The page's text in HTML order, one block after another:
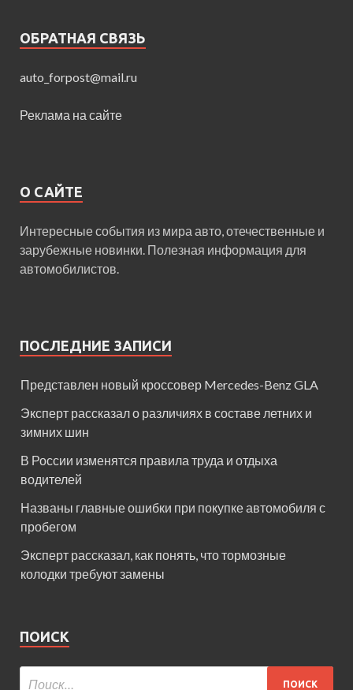
ОБРАТНАЯ СВЯЗЬ
auto_forpost@mail.ru
Реклама на сайте
О САЙТЕ
Интересные события из мира авто, отечественные и
зарубежные новинки. Полезная информация для
автомобилистов.
ПОСЛЕДНИЕ ЗАПИСИ
Представлен новый кроссовер Mercedes-Benz GLA
Эксперт рассказал о различиях в составе летних и
зимних шин
В России изменятся правила труда и отдыха
водителей
Названы главные ошибки при покупке автомобиля с
пробегом
Эксперт рассказал, как понять, что тормозные
колодки требуют замены
ПОИСК